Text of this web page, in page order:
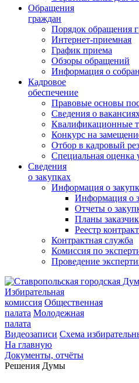
Обращения
граждан
Порядок обращения
Интернет-приемная
График приема
Обзоры обращений
Информация о
Кадровое
обеспечение
Правовые основы
Сведения о
Квалификационные
Конкурс на
Отбор в кадровый
Специальная оценка
Сведения
о закупках
Информация о
Информация о
Отчеты о
Планы
Реестр
Контрактная служба
Комиссия по
Проведение
Избирательная
комиссия Общественная
палата Молодежная
палата
Видеозаписи Схема
На главную
Документы, отчёты
Решения Думы